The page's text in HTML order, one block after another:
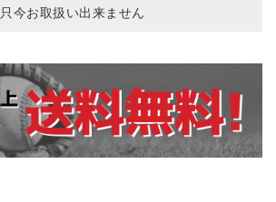
只今お取扱い出来ません